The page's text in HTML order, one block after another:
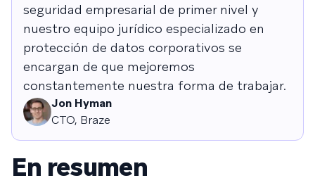
seguridad empresarial de primer nivel y
nuestro equipo jurídico especializado en
protección de datos corporativos se
encargan de que mejoremos
constantemente nuestra forma de trabajar.
Jon Hyman
CTO, Braze
En resumen